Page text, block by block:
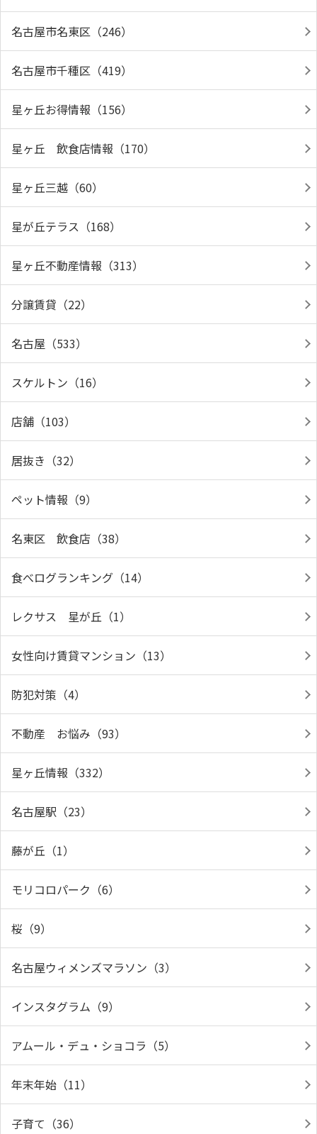
名古屋市名東区（246）
名古屋市千種区（419）
星ヶ丘お得情報（156）
星ヶ丘 飲食店情報（170）
星ヶ丘三越（60）
星が丘テラス（168）
星ヶ丘不動産情報（313）
分譲賃貸（22）
名古屋（533）
スケルトン（16）
店舗（103）
居抜き（32）
ペット情報（9）
名東区 飲食店（38）
食べログランキング（14）
レクサス 星が丘（1）
女性向け賃貸マンション（13）
防犯対策（4）
不動産 お悩み（93）
星ヶ丘情報（332）
名古屋駅（23）
藤が丘（1）
モリコロパーク（6）
桜（9）
名古屋ウィメンズマラソン（3）
インスタグラム（9）
アムール・デュ・ショコラ（5）
年末年始（11）
子育て（36）